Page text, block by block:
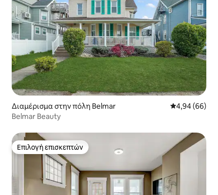
Διαμέρισμα στην πόλη Belmar Μέση
4,94 (66)
Belmar Beauty
Επιλογή επισκεπτών
Επιλογή επισκεπτών